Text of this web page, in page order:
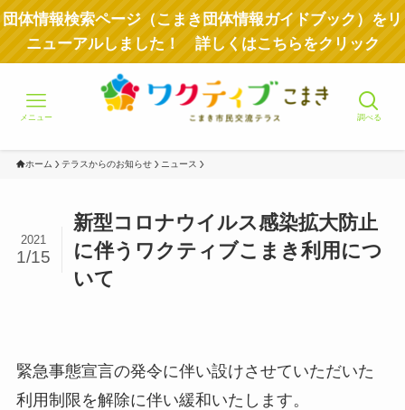
団体情報検索ページ（こまき団体情報ガイドブック）をリ
ニューアルしました！ 詳しくはこちらをクリック
調べる
メニュー
ホーム テラスからのお知らせ ニュース
新型コロナウイルス感染拡大防止
に伴うワクティブこまき利用につ
いて
2021
1/15
緊急事態宣言の発令に伴い設けさせていただいた
利用制限を解除に伴い緩和いたします。